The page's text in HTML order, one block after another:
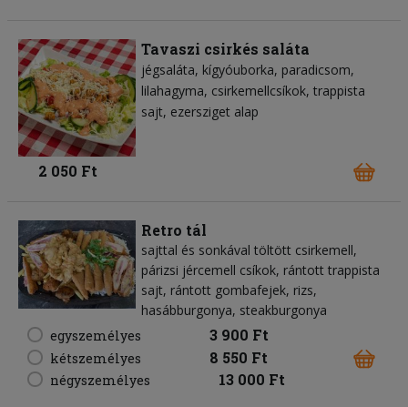
Tavaszi csirkés saláta
jégsaláta kígyóuborka paradicsom
lilahagyma csirkemellcsíkok trappista
sajt ezersziget alap
2 050 Ft
Retro tál
sajttal és sonkával töltött csirkemell,
párizsi jércemell csíkok, rántott trappista
sajt, rántott gombafejek, rizs,
hasábburgonya, steakburgonya
egyszemélyes
3 900 Ft
kétszemélyes 8 550 Ft
négyszemélyes 13 000 Ft